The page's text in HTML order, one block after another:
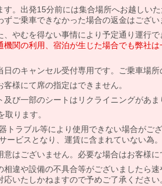
。出発15分前には集合場所へお越しい
ご乗車できなかった場合の返金はござい
、やむを得ない事情により予定通り運行で
機関の利用、宿泊が生じた場合でも弊社
日のキャンセル受付専用です。ご乗車場所
様にて席の指定はできません。
び一部のシートはリクライニングがあま
ります。
トラブル等により使用できない場合がご
ービスとなり、運賃に含まれていない為。
はございません。必要な場合はお客様に
相違や設備の不具合等がございましたら
応いたしかねますので予めご了承ください